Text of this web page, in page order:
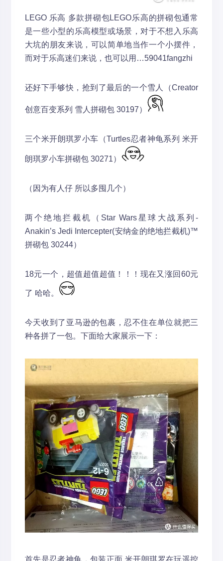
LEGO 乐高 多款拼砌包LEGO乐高的拼砌包通常
是一些小型的乐高模型或场景，对于不想入乐高
大坑的朋友来说，可以简单地当作一个小摆件，
而对于乐高迷们来说，也可以用…59041fangzhi
还好下手够快，抢到了最后的一个雪人（Creator
创意百变系列 雪人拼砌包 30197）
三个米开朗琪罗小车（Turtles忍者神龟系列 米开
朗琪罗小车拼砌包 30271）
（因为有人仔 所以多囤几个）
两个绝地拦截机（Star Wars星球大战系列-
Anakin’s Jedi Intercepter(安纳金的绝地拦截机)™
拼砌包 30244）
18元一个，超值超值超值！！！现在又涨回60元
了 哈哈。
今天收到了亚马逊的包裹，忍不住在单位就把三
种各拼了一包。下面给大家展示一下：
首先是忍者神龟，包装正面 米开朗琪罗在玩遥控